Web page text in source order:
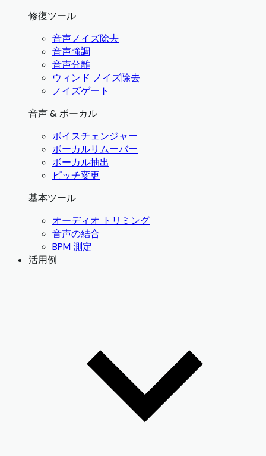
修復ツール
音声ノイズ除去
音声強調
音声分離
ウィンド ノイズ除去
ノイズゲート
音声 & ボーカル
ボイスチェンジャー
ボーカルリムーバー
ボーカル抽出
ピッチ変更
基本ツール
オーディオ トリミング
音声の結合
BPM 測定
活用例